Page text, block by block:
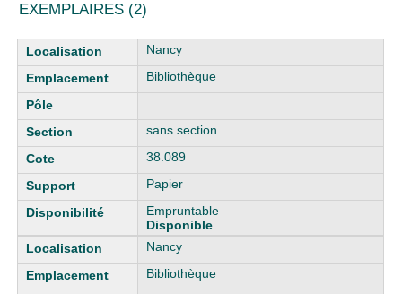
EXEMPLAIRES (2)
Liste des exemplaires
Nancy
Bibliothèque
sans section
38.089
Papier
Empruntable
Disponible
Nancy
Bibliothèque